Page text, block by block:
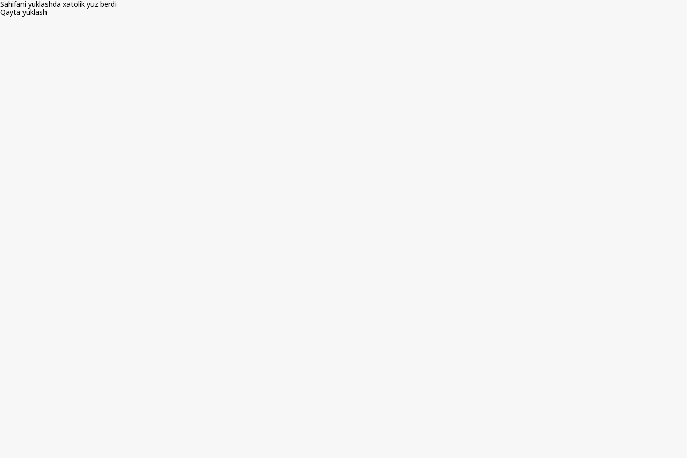
Sahifani yuklashda xatolik yuz berdi
Qayta yuklash